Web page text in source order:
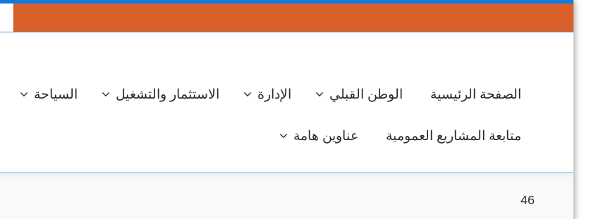
الصفحة الرئيسية الوطن القبلي الإدارة الاستثمار والتشغيل السياحة
متابعة المشاريع العمومية عناوين هامة
46